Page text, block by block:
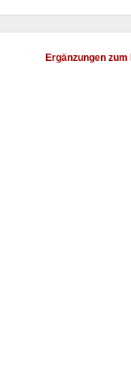
Ergänzungen